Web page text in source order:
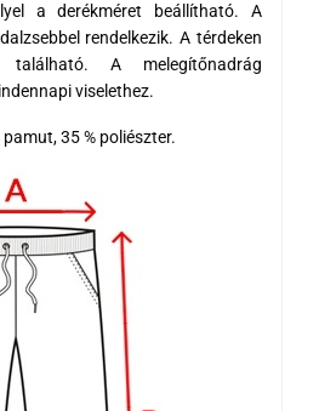
a derékméret beállítható. A
rendelkezik. A térdeken
található. A melegítőnadrág
viselethez.
35 % poliészter.